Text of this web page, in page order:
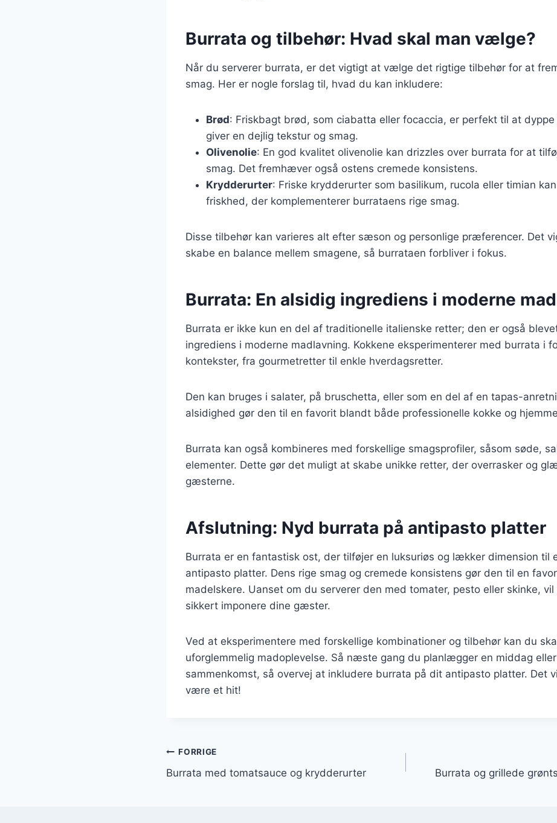
Burrata og tilbehør: Hvad skal man vælge?
Når du serverer burrata, er det vigtigt at vælge det rigtige tilbehør for at
smag. Her er nogle forslag til, hvad du kan inkludere:
Brød: Friskbagt brød, som ciabatta eller focaccia, er perfekt til at
giver en dejlig tekstur og smag.
Olivenolie: En god kvalitet olivenolie kan drizzles over burrata for at
smag. Det fremhæver også ostens cremede konsistens.
Krydderurter: Friske krydderurter som basilikum, rucola eller timian
friskhed, der komplementerer burrataens rige smag.
Disse tilbehør kan varieres alt efter sæson og personlige præferencer. Det
skabe en balance mellem smagene, så burrataen forbliver i fokus.
Burrata: En alsidig ingrediens i moderne
Burrata er ikke kun en del af traditionelle italienske retter; den er også
ingrediens i moderne madlavning. Kokkene eksperimenterer med burrata i
kontekster, fra gourmetretter til enkle hverdagsretter.
Den kan bruges i salater, på bruschetta, eller som en del af en tapas-
alsidighed gør den til en favorit blandt både professionelle kokke og
Burrata kan også kombineres med forskellige smagsprofiler, såsom søde,
elementer. Dette gør det muligt at skabe unikke retter, der overrasker og
gæsterne.
Afslutning: Nyd burrata på antipasto platter
Burrata er en fantastisk ost, der tilføjer en luksuriøs og lækker dimension til
antipasto platter. Dens rige smag og cremede konsistens gør den til en
madelskere. Uanset om du serverer den med tomater, pesto eller skinke,
sikkert imponere dine gæster.
Ved at eksperimentere med forskellige kombinationer og tilbehør kan du
uforglemmelig madoplevelse. Så næste gang du planlægger en middag
sammenkomst, så overvej at inkludere burrata på dit antipasto platter. Det
være et hit!
Indlægsnavigation
FORRIGE
Burrata med tomatsauce og krydderurter Burrata og grillede